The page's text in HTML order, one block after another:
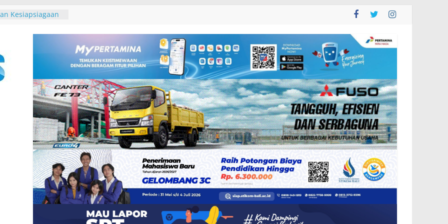
QRIS Bali
Kesiapsiagaan
Potensi
Bali Koster
LKO
Tutup Turnamen
Apresiasi
Koster Dorong
Jadi Ruang
UMKM
Dagangan
Paskibraka
Kabupaten
Visi, Samakan
Kekompakan